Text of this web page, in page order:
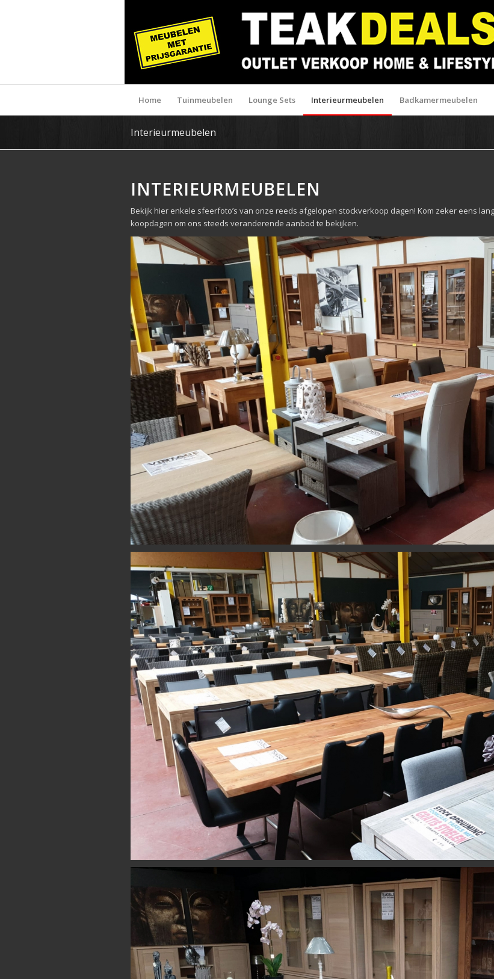
Home Tuinmeubelen Lounge Sets Interieurmeubelen Badkamermeubelen
Interieurmeubelen
INTERIEURMEUBELEN
Bekijk hier enkele sfeerfoto’s van onze reeds afgelopen stockverkoop dagen! Kom zeker eens
koopdagen om ons steeds veranderende aanbod te bekijken.